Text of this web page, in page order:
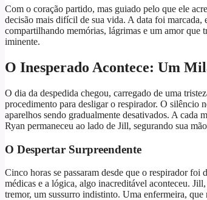
Com o coração partido, mas guiado pelo que ele
decisão mais difícil de sua vida. A data foi marcada,
compartilhando memórias, lágrimas e um amor que
iminente.
O Inesperado Acontece: Um
O dia da despedida chegou, carregado de uma
procedimento para desligar o respirador. O silêncio
aparelhos sendo gradualmente desativados. A cada
Ryan permaneceu ao lado de Jill, segurando sua
O Despertar Surpreendente
Cinco horas se passaram desde que o respirador
médicas e a lógica, algo inacreditável aconteceu.
tremor, um sussurro indistinto. Uma enfermeira,